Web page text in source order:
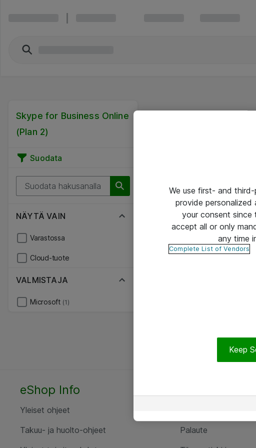
Skype for Business Online
(Plan 2)
Suodata
NÄYTÄ VAIN
Varastossa
Cloud-tuote
VALMISTAJA
Microsoft (1)
eShop Info
Yleiset ohjeet
Takuu- ja huolto-ohjeet
Palaute
We use first- and
provide
your consent since
accept all or only
any time
Complete List of Vendors
Keep